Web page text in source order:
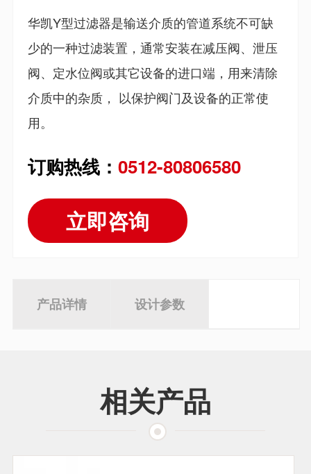
华凯Y型过滤器是输送介质的管道系统不可缺
少的一种过滤装置，通常安装在减压阀、泄压
阀、定水位阀或其它设备的进口端，用来清除
介质中的杂质， 以保护阀门及设备的正常使
用。
订购热线： 0512-80806580
立即咨询
产品详情 设计参数
相关产品